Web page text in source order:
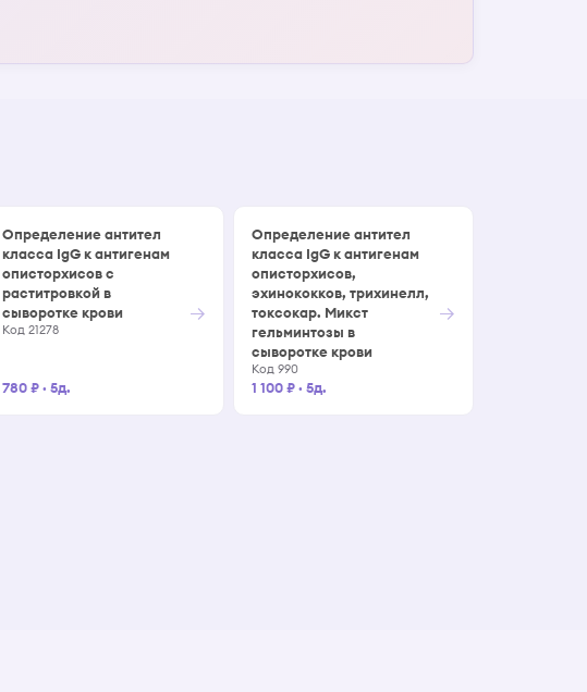
Определение антител
класса IgG к антигенам
описторхисов с
раститровкой в
сыворотке крови
Код 21278
780 ₽·5д.
→
Определение антител
класса IgG к антигенам
описторхисов,
эхинококков, трихинелл,
токсокар. Микст
гельминтозы в
сыворотке крови
Код 990
1 100 ₽·5д.
→